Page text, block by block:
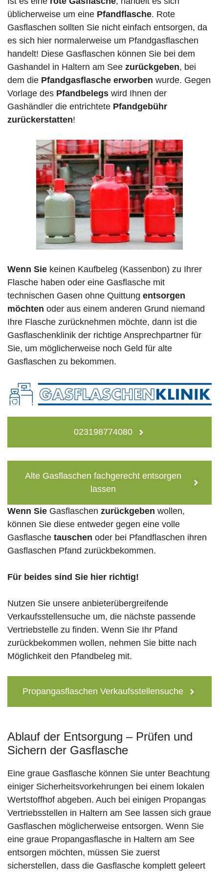
üblicherweise um eine Pfandflasche. Rote
Gasflaschen sollten Sie nicht einfach entsorgen, da
es sich hier normalerweise um Pfandgasflaschen
handelt! Diese Gasflaschen können Sie bei dem
Gashandel in Haltern am See zurückgeben, bei
dem die Pfandgasflasche erworben wurde. Gegen
Vorlage des Pfandbelegs wird Ihnen der
Gashändler die entrichtete Pfandgebühr
zurückerstatten!
Wenn Sie keinen Kaufbeleg (Kassenbon) zu Ihrer
Flasche haben oder eine Gasflasche mit
technischen Gasen ohne Quittung entsorgen
möchten oder aus einem anderen Grund niemand
Ihre Flasche zurücknehmen möchte, dann ist die
Gasflaschenklinik der richtige Ansprechpartner für
Sie, um möglicherweise noch Geld für alte
Gasflaschen zu bekommen.
023198774080
Alte Gasflaschen fachgerecht entsorgen
lassen
Wenn Sie Gasflaschen zurückgeben wollen,
können Sie diese entweder gegen eine volle
Gasflasche tauschen oder bei Pfandflaschen ihren
Gasflaschen Pfand zurückbekommen.
Für beides sind Sie hier richtig!
Nutzen Sie unsere anbieterübergreifende
Verkaufsstellensuche um, die nächste passende
Vertriebstelle zu finden. Wenn Sie Ihr Pfand
zurückbekommen wollen, nehmen Sie bitte nach
Möglichkeit den Pfandbeleg mit.
Propangasflaschen Verkaufsstellensuche
Ablauf der Entsorgung – Prüfen und
Sichern der Gasflasche
Eine graue Gasflasche können Sie unter Beachtung
einiger Sicherheitsvorkehrungen bei einem lokalen
Wertstoffhof abgeben. Auch bei einigen Propangas
Vertriebsstellen in Haltern am See lassen sich graue
Gasflaschen möglicherweise entsorgen. Wenn Sie
eine graue Propangasflasche in Haltern am See
entsorgen möchten, müssen Sie zuerst
sicherstellen, dass die Gasflasche komplett geleert